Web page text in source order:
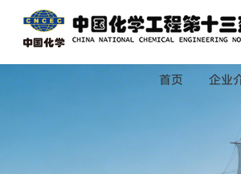
首页 企业